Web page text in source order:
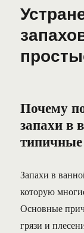
Почему
запахи в
Запахи в
которую
Основные
грязи и